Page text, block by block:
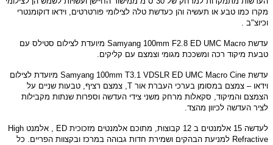
מקרו כמו טבע או תעשיה והן כעדשת טלה לצילומי פורטרטים, וידאו דוקומנטרי
וכיוצ"ב .
עדשת Samyang 100mm F2.8 ED UMC Macro מיועדת לצילום סטילס עם
טבעת מיקוד רכה ומשככת מגומי וצמצם עם קליקים.
עדשת Samyang 100mm T3.1 VDSLR ED UMC Macro Cine מיועדת לצילום
וידאו – צמצם במסומן בערכי העברת אור T, צמצם רציף, טבעות שניים על
הצמצם והמיקוד, סקאלות מרחק משני צידי העדשה וספרות שנתות מקבילות
לציר העדשה לכיוון מהצד.
לעדשה 15 אלמנטים ב 12 קבוצות, מתוכם אלמנטים מזכוכית ED , אלמנט High
Refractive למניעת הבהקים ושמירת חדות גבוהה במרכז ובקצוות הפריים. כל